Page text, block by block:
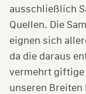
ausschließlich
Quellen. Die
eignen sich
da die daraus
vermehrt
unseren